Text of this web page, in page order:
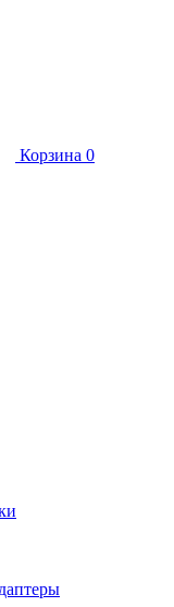
Корзина 0